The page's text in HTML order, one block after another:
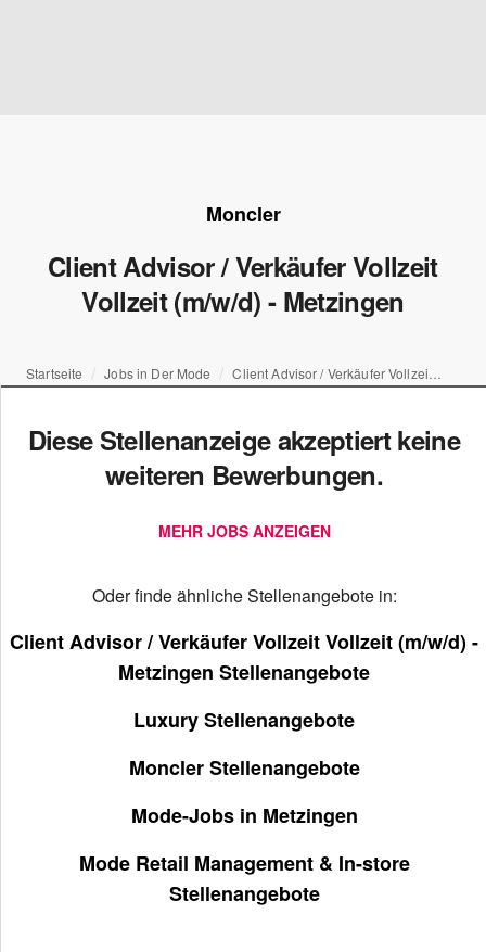
Moncler
Client Advisor / Verkäufer Vollzeit
Vollzeit (m/w/d) - Metzingen
Startseite Jobs in Der Mode
Diese Stellenanzeige akzeptiert keine
weiteren Bewerbungen.
MEHR JOBS ANZEIGEN
Oder finde ähnliche Stellenangebote in:
Client Advisor / Verkäufer Vollzeit Vollzeit (m/w/d) -
Metzingen Stellenangebote
Luxury Stellenangebote
Moncler Stellenangebote
Mode-Jobs in Metzingen
Mode Retail Management & In-store
Stellenangebote